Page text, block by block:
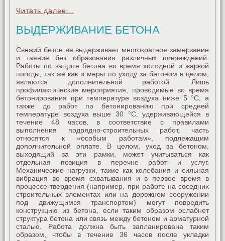
Читать далее...
ВЫДЕРЖИВАНИЕ БЕТОНА
Свежий бетон не выдерживает многократное замерзание
и таяние без образования различных повреждений.
Работы по защите бетона во время холодной и жаркой
погоды, так же как и меры по уходу за бетоном в целом,
являются дополнительной работой. Лишь
профилактические мероприятия, проводимые во время
бетонирования при температуре воздуха ниже 5 °C, а
также до работ по бетонированию при средней
температуре воздуха выше 30 °C, удерживающейся в
течение 48 часов, в соответствие с правилами
выполнения подрядно-строительных работ, часть
относятся к «особым работам», подлежащим
дополнительной оплате. В целом, уход за бетоном,
выходящий за эти рамки, может учитываться как
отдельная позиция в перечне работ и услуг.
Механические нагрузки, такие как колебания и сильная
вибрация во время схватывания и в первое время в
процессе твердения (например, при работе на соседних
строительных элементах или на дорожном сооружении
под движущимся транспортом) могут повредить
конструкцию из бетона, если таким образом ослабнет
структура бетона или связь между бетоном и арматурной
сталью. Работа должна быть запланирована таким
образом, чтобы в течение 36 часов после укладки